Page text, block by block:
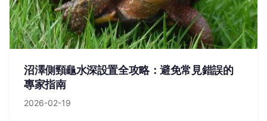
沼澤側頸龜水深設置全攻略：避免常見錯誤的
專家指南
2026-02-19